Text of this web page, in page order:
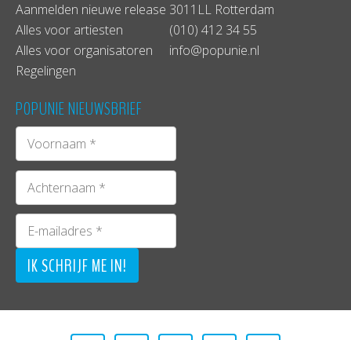
Aanmelden nieuwe release
Alles voor artiesten
Alles voor organisatoren
Regelingen
3011LL Rotterdam
(010) 412 34 55
info@popunie.nl
POPUNIE NIEUWSBRIEF